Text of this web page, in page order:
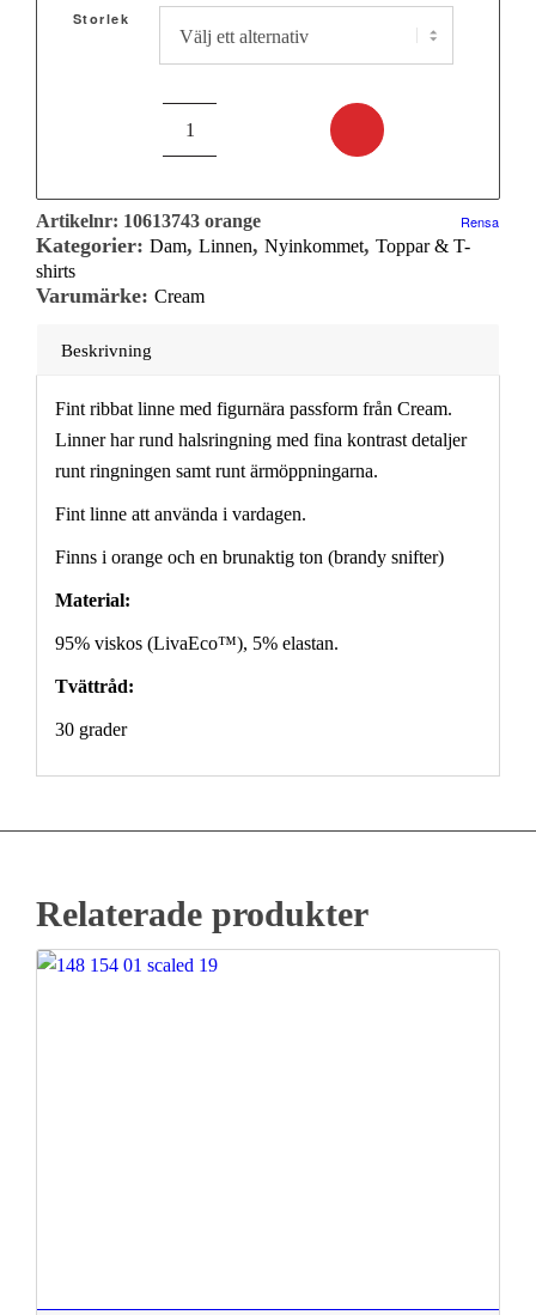
Storlek
Rensa
Artikelnr: 10613743 orange
Kategorier: Dam, Linnen, Nyinkommet, Toppar & T-
shirts
Varumärke: Cream
Beskrivning
Fint ribbat linne med figurnära passform från Cream.
Linner har rund halsringning med fina kontrast detaljer
runt ringningen samt runt ärmöppningarna.
Fint linne att använda i vardagen.
Finns i orange och en brunaktig ton (brandy snifter)
Material:
95% viskos (LivaEco™), 5% elastan.
Tvättråd:
30 grader
Relaterade produkter